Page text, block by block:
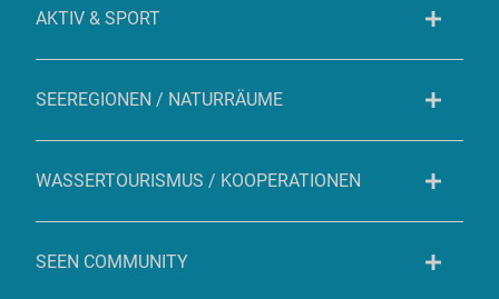
AKTIV & SPORT
SEEREGIONEN / NATURRÄUME
WASSERTOURISMUS / KOOPERATIONEN
SEEN COMMUNITY